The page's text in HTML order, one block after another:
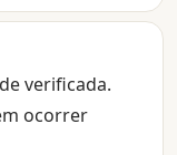
verificada.
ocorrer